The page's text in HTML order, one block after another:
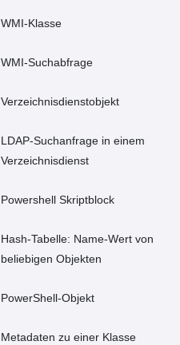
WMI-Klasse
WMI-Suchabfrage
Verzeichnisdienstobjekt
LDAP-Suchanfrage in einem
Verzeichnisdienst
Powershell Skriptblock
Hash-Tabelle: Name-Wert von
beliebigen Objekten
PowerShell-Objekt
Metadaten zu einer Klasse